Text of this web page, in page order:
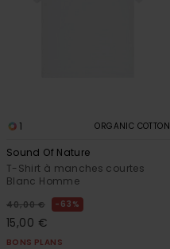
1 ORGANIC COTTON
Sound Of Nature
T-Shirt à manches courtes
Blanc Homme
40,00 € 63%
15,00 €
BONS PLANS